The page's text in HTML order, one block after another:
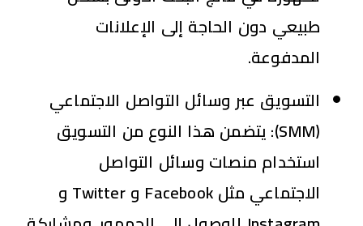
طبيعي دون الحاجة إلى الإعلانات
المدفوعة.
التسويق عبر وسائل التواصل الاجتماعي
(SMM)
: يتضمن هذا النوع من التسويق
استخدام منصات وسائل التواصل
الاجتماعي مثل Facebook و Twitter و